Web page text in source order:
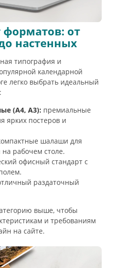
форматов: от
настенных
типография и
календарной
легко выбрать идеальный
(А4, А3): премиальные
ярких постеров и
шалаши для
рабочем столе.
офисный стандарт с
раздаточный
выше, чтобы
и требованиям
на сайте.